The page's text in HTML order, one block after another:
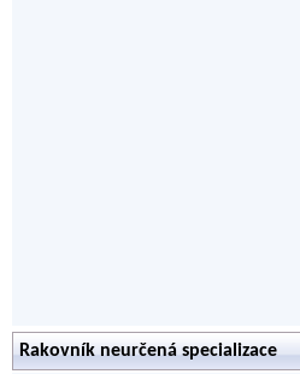
Rakovník neurčená specializace